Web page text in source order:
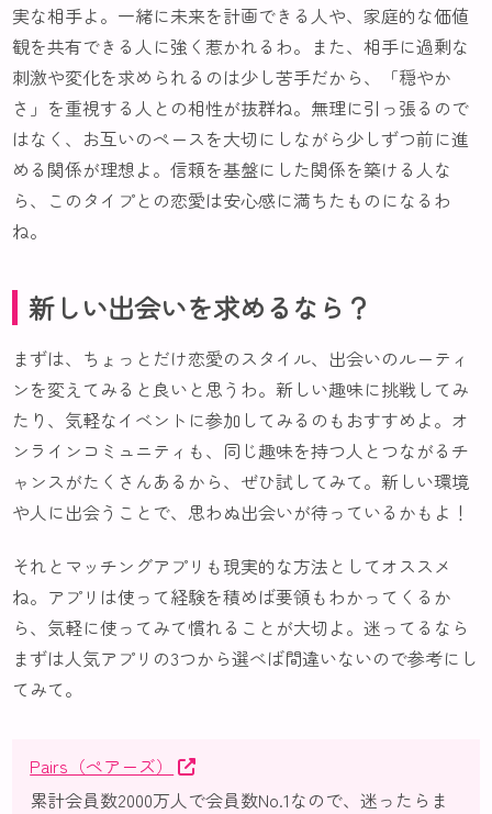
実な相手よ。一緒に未来を計画できる人や、家庭的な価値
観を共有できる人に強く惹かれるわ。また、相手に過剰な
刺激や変化を求められるのは少し苦手だから、「穏やか
さ」を重視する人との相性が抜群ね。無理に引っ張るので
はなく、お互いのペースを大切にしながら少しずつ前に進
める関係が理想よ。信頼を基盤にした関係を築ける人な
ら、このタイプとの恋愛は安心感に満ちたものになるわ
ね。
新しい出会いを求めるなら？
まずは、ちょっとだけ恋愛のスタイル、出会いのルーティ
ンを変えてみると良いと思うわ。新しい趣味に挑戦してみ
たり、気軽なイベントに参加してみるのもおすすめよ。オ
ンラインコミュニティも、同じ趣味を持つ人とつながるチ
ャンスがたくさんあるから、ぜひ試してみて。新しい環境
や人に出会うことで、思わぬ出会いが待っているかもよ！
それとマッチングアプリも現実的な方法としてオススメ
ね。アプリは使って経験を積めば要領もわかってくるか
ら、気軽に使ってみて慣れることが大切よ。迷ってるなら
まずは人気アプリの3つから選べば間違いないので参考にし
てみて。
Pairs（ペアーズ）
累計会員数2000万人で会員数No.1なので、迷ったらま